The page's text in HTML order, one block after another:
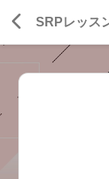
SRPレッス